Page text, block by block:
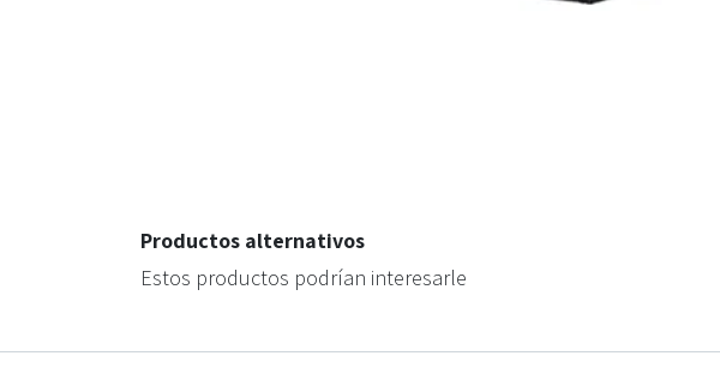
Productos alternativos
Estos productos podrían interesarle